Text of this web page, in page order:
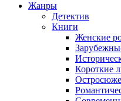
Жанры
Детектив
Книги
Женские
Короткие